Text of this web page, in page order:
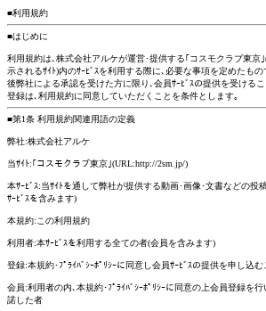
■利用規約
■はじめに
利用規約は､株式会社アルケが運営･提供する｢コスモクラブ東京
示されるｻｲﾄ)内のｻｰﾋﾞｽを利用する際に､必要な事項を定めたも
後弊社による承認を受けた方に限り､会員ｻｰﾋﾞｽの提供を受ける
登録は､利用規約に同意していただくことを条件とします｡
■第1条 利用規約関連用語の定義
弊社:株式会社アルケ
当ｻｲﾄ:｢コスモクラブ東京｣(URL:http://2sm.jp/)
本ｻｰﾋﾞｽ:当ｻｲﾄを通して弊社が提供する動画･画像･文書などの投
ｻｰﾋﾞｽを含みます)
本規約:この利用規約
利用者:本ｻｰﾋﾞｽを利用する全ての者(会員を含みます)
登録:本規約･ﾌﾟﾗｲﾊﾞｼｰﾎﾟﾘｼｰに同意し会員ｻｰﾋﾞｽの提供を申し込む
会員:利用者の内､本規約･ﾌﾟﾗｲﾊﾞｼｰﾎﾟﾘｼｰに同意の上会員登録を
諾した者